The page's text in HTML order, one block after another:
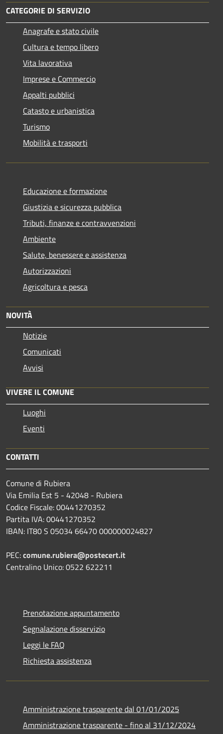
CATEGORIE DI SERVIZIO
Anagrafe e stato civile
Cultura e tempo libero
Vita lavorativa
Imprese e Commercio
Appalti pubblici
Catasto e urbanistica
Turismo
Mobilità e trasporti
Educazione e formazione
Giustizia e sicurezza pubblica
Tributi, finanze e contravvenzioni
Ambiente
Salute, benessere e assistenza
Autorizzazioni
Agricoltura e pesca
NOVITÀ
Notizie
Comunicati
Avvisi
VIVERE IL COMUNE
Luoghi
Eventi
CONTATTI
Comune di Rubiera
Via Emilia Est 5 - 42048 - Rubiera
Codice Fiscale: 00441270352
Partita IVA: 00441270352
IBAN: IT80 S 05034 66470 000000024827
PEC:comune.rubiera@postecert.it
Centralino Unico: 0522 622211
Prenotazione appuntamento
Segnalazione disservizio
Leggi le FAQ
Richiesta assistenza
Amministrazione trasparente dal 01/01/2025
Amministrazione trasparente - fino al 31/12/2024